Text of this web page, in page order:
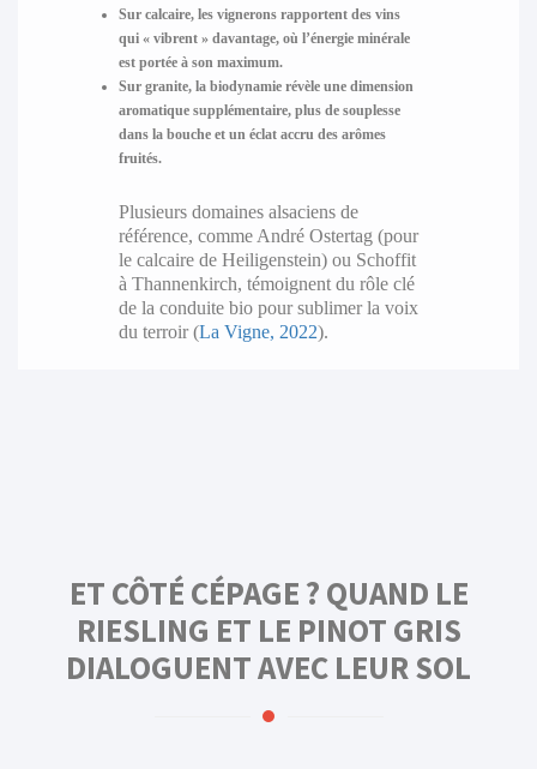
Sur calcaire, les vignerons rapportent des vins
qui « vibrent » davantage, où l’énergie minérale
est portée à son maximum.
Sur granite, la biodynamie révèle une dimension
aromatique supplémentaire, plus de souplesse
dans la bouche et un éclat accru des arômes
fruités.
Plusieurs domaines alsaciens de
référence, comme André Ostertag (pour
le calcaire de Heiligenstein) ou Schoffit
à Thannenkirch, témoignent du rôle clé
de la conduite bio pour sublimer la voix
du terroir (La Vigne, 2022).
ET CÔTÉ CÉPAGE ? QUAND LE
RIESLING ET LE PINOT GRIS
DIALOGUENT AVEC LEUR SOL